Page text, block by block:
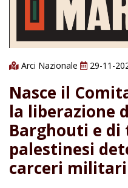
Arci Nazionale 29-11-
Nasce il
la liberazione
Barghouti e
palestinesi
carceri